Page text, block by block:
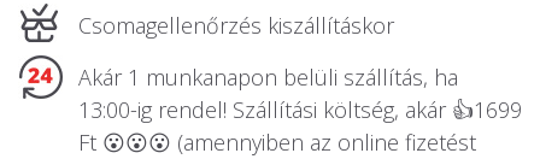
Csomagellenőrzés kiszállításkor
Akár 1 munkanapon belüli szállítás, ha
13:00-ig rendel! Szállítási költség, akár 👍1699
Ft 😮😮😮 (amennyiben az online fizetést